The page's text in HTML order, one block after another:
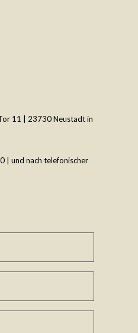
11 | 23730 Neustadt in
| und nach telefonischer